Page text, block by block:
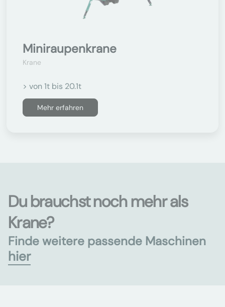
Miniraupenkrane
Krane
> von 1t bis 20.1t
Mehr erfahren
Du brauchst noch mehr als
Krane?
Finde weitere passende Maschinen
hier